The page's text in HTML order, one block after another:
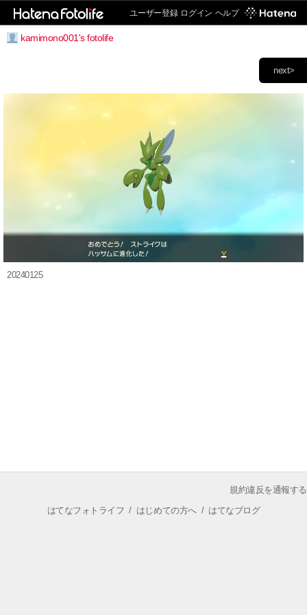
ユーザー登録 ログイン ヘルプ
kamimono001's fotolife
next>
20240125
規約違反を通報する
はてなフォトライフ / はじめての方へ/ はてなブログ